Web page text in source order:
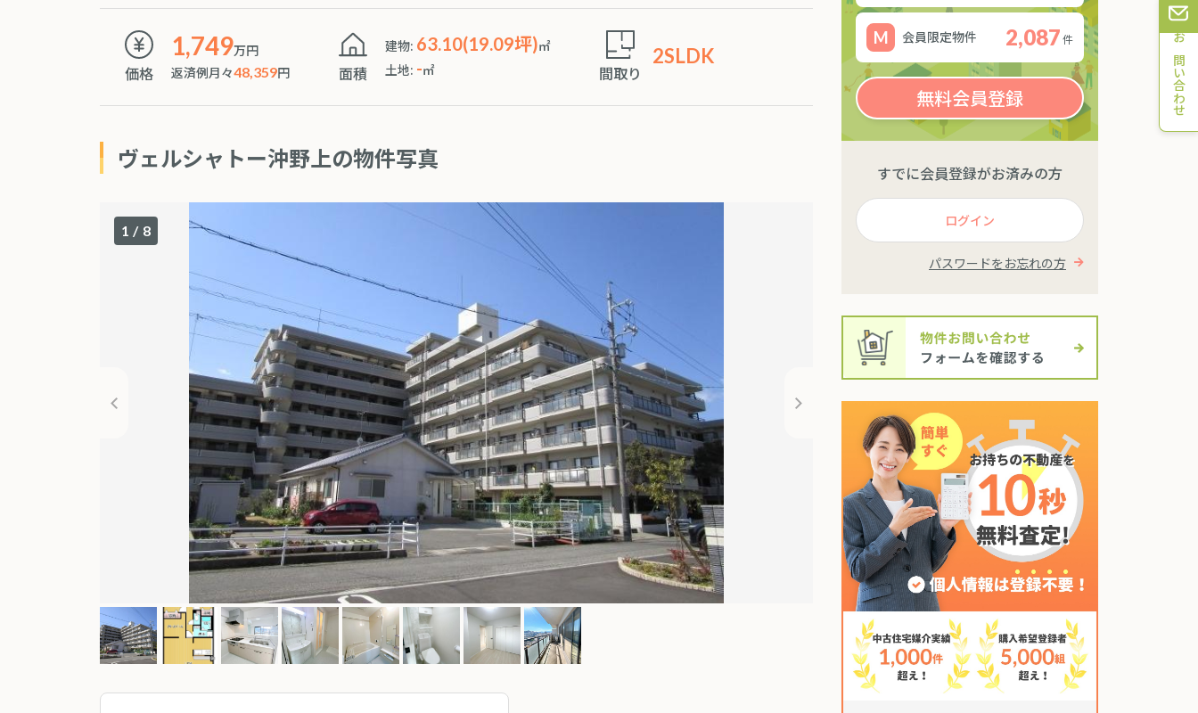
価格
1,749万円
返済例月々48,359円 面積
建物: 63.10(19.09坪)㎡
土地: -㎡ 間取り
2SLDK
ヴェルシャトー沖野上の物件写真
1 / 8
会員限定物件 2,087件
無料会員登録
すでに会員登録がお済みの方
ログイン
パスワードをお忘れの方
お問い合わせ